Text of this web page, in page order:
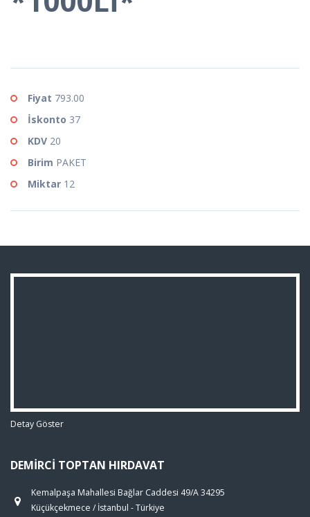
Fiyat 793.00
İskonto 37
KDV 20
Birim PAKET
Miktar 12
Detay Göster
DEMIRCI TOPTAN HIRDAVAT
Kemalpaşa Mahallesi Bağlar Caddesi 49/A 34295
Küçükçekmece / İstanbul - Türkiye